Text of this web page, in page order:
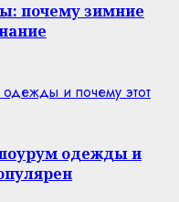
почему зимние
и почему этот
одежды и